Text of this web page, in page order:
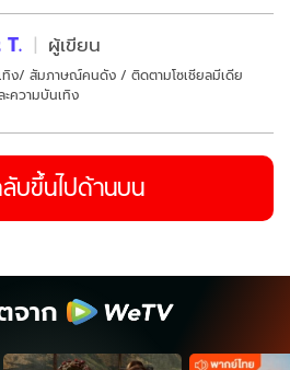
ผู้เขียน
ทิง/ สัมภาษณ์คนดัง / ติดตามโซเชียลมีเดีย
ะความบันเทิง
บขึ้นไปด้านบน
จาก